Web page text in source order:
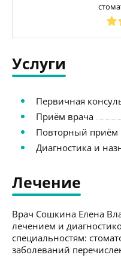
Услуги
Первичная
Приём врача
Повторный приём
Диагностика и
Лечение
Врач Сошкина Елена
лечением и
специальностям:
заболеваний